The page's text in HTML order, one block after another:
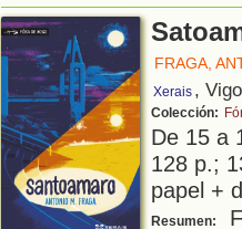
FRAGA,
Xerais ,
Colección:
De 15 a
128 p.;
papel +
Resumen: